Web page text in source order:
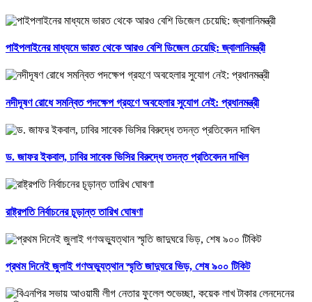
পাইপলাইনের মাধ্যমে ভারত থেকে আরও বেশি ডিজেল চেয়েছি: জ্বালানিমন্ত্রী
নদীদূষণ রোধে সমন্বিত পদক্ষেপ গ্রহণে অবহেলার সুযোগ নেই: প্রধানমন্ত্রী
ড. জাফর ইকবাল, ঢাবির সাবেক ভিসির বিরুদ্ধে তদন্ত প্রতিবেদন দাখিল
রাষ্ট্রপতি নির্বাচনের চূড়ান্ত তারিখ ঘোষণা
প্রথম দিনেই জুলাই গণঅভ্যুত্থান স্মৃতি জাদুঘরে ভিড়, শেষ ৯০০ টিকিট